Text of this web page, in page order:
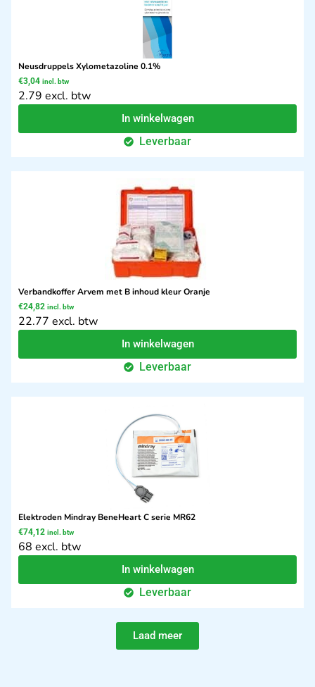
Neusdruppels Xylometazoline 0.1%
€3,04 incl. btw
2.79 excl. btw
In winkelwagen
Leverbaar
Verbandkoffer Arvem met B inhoud kleur Oranje
€24,82 incl. btw
22.77 excl. btw
In winkelwagen
Leverbaar
Elektroden Mindray BeneHeart C serie MR62
€74,12 incl. btw
68 excl. btw
In winkelwagen
Leverbaar
Laad meer